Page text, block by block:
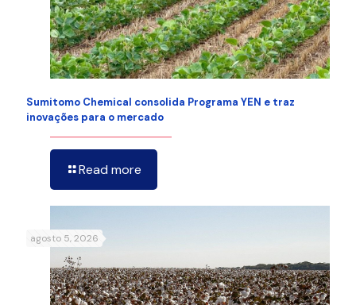
Sumitomo Chemical consolida Programa YEN e traz
inovações para o mercado
Read more
agosto 5, 2026